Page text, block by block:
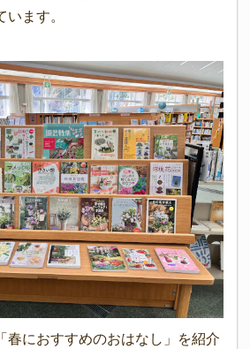
ます。
春におすすめのおはなし」を紹介